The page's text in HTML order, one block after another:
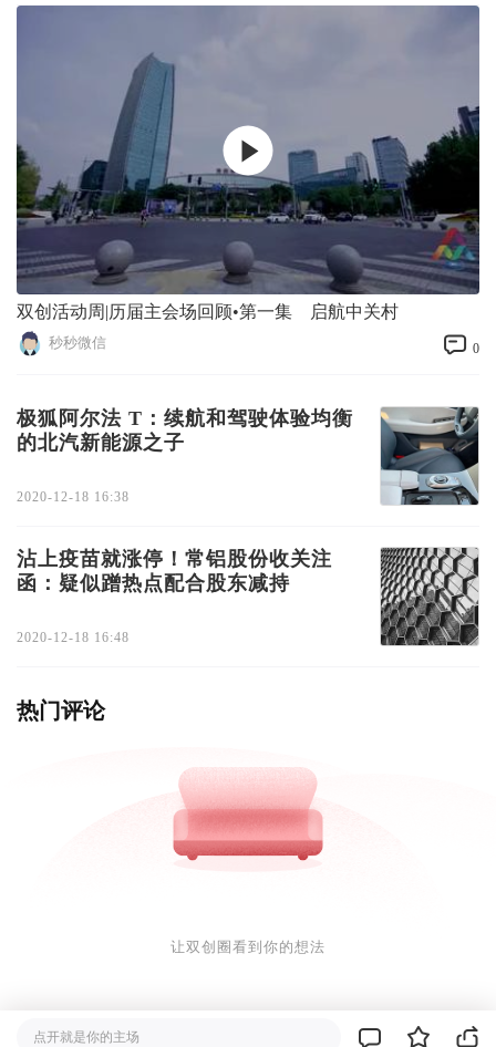
双创活动周|历届主会场回顾•第一集 启航中关村
秒秒微信 0
极狐阿尔法 T：续航和驾驶体验均衡
的北汽新能源之子
2020-12-18 16:38
沾上疫苗就涨停！常铝股份收关注
函：疑似蹭热点配合股东减持
2020-12-18 16:48
热门评论
让双创圈看到你的想法
点开就是你的主场